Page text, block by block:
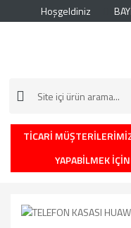
Hoşgeldiniz
TİCARİ
YAPABİLMEK